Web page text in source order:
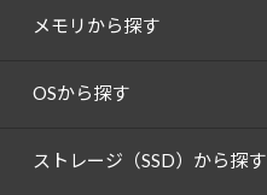
メモリから探す
OSから探す
ストレージ（SSD）から探す